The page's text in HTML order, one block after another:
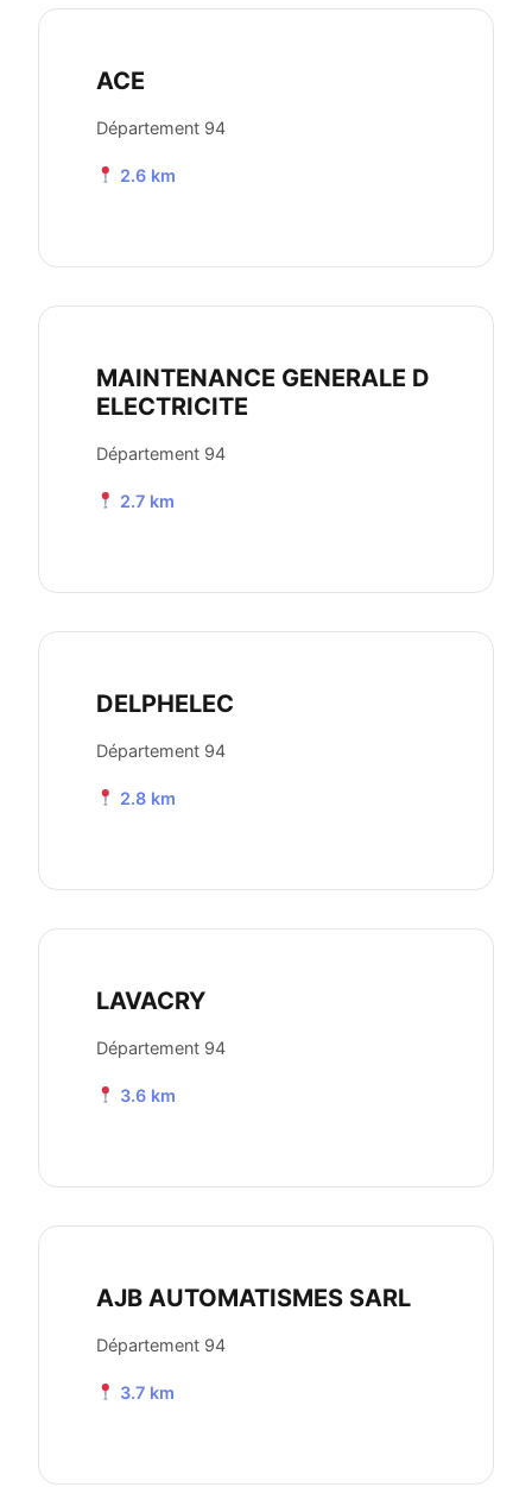
ACE
Département 94
2.6 km
MAINTENANCE GENERALE D
ELECTRICITE
Département 94
2.7 km
DELPHELEC
Département 94
2.8 km
LAVACRY
Département 94
3.6 km
AJB AUTOMATISMES SARL
Département 94
3.7 km